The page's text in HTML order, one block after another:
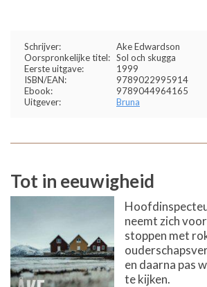
Schrijver:
Ake Edwardson
Oorspronkelijke titel: Sol och skugga
Eerste uitgave:
1999
ISBN/EAN:
9789022995914
Ebook:
9789044964165
Uitgever:
Bruna
Tot in eeuwigheid
neemt zich
stoppen met
en daarna pas
te kijken.